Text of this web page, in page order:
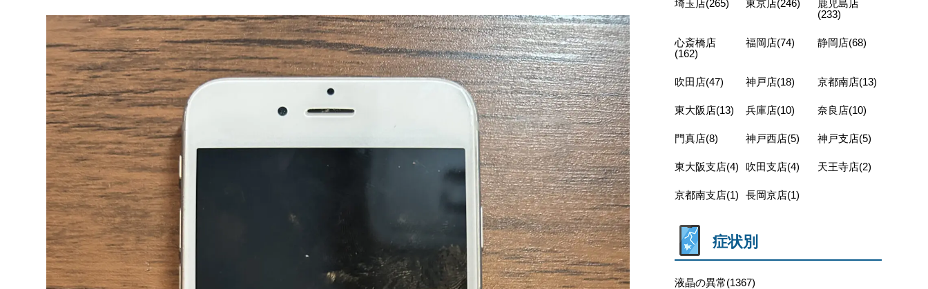
埼玉店(265) 東京店(246)
鹿児島店
(233)
心斎橋店
(162)
福岡店(74) 静岡店(68)
吹田店(47) 神戸店(18) 京都南店(13)
東大阪店(13) 兵庫店(10) 奈良店(10)
門真店(8) 神戸西店(5) 神戸支店(5)
東大阪支店(4) 吹田支店(4) 天王寺店(2)
京都南支店(1) 長岡京店(1)
症状別
液晶の異常(1367)